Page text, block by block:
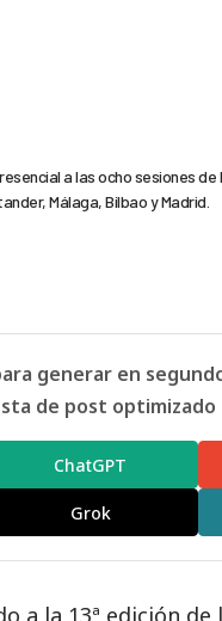
a las ocho sesiones
Málaga, Bilbao y Madrid.
generar en
de post optimizado
ChatGPT
Grok
a la 13ª edición de